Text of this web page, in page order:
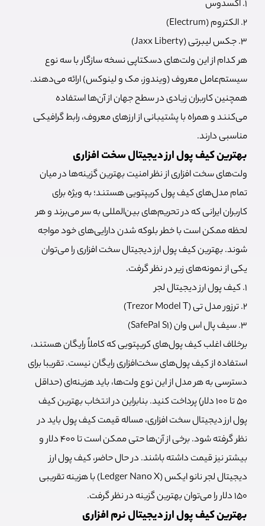
۱. اکسدوس
۲. الکتروم (Electrum)
۳. جکس لیبرتی (Jaxx Liberty)
هر کدام از این ولت‌های دسکتاپی نسخه سازگار با سه نوع
سیستم‌عامل معروف (ویندوز، مک و لینوکس) ارائه می‌دهند.
همچنین کاربران زیادی در سطح جهان از آن‌ها استفاده
می‌کنند و همراه با پشتیبانی از ارزهای معروف، رابط گرافیکی
مناسبی دارند.
بهترین کیف پول ارز دیجیتال سخت افزاری
ولت‌های سخت افزاری از نظر امنیت بهترین گزینه‌ها در میان
تمام مدل‌های کیف پول کریپتویی هستند؛ به ویژه برای
کاربران ایرانی که در تحریم‌های بین‌المللی به سر می‌برند و هر
لحظه ممکن است با خطر بلوکه شدن دارایی‌های خود مواجه
شوند. بهترین کیف پول ارز دیجیتال سخت افزاری را می‌توان
یکی از نمونه‌های زیر در نظر گرفت.
۱. کیف پول ارز دیجیتال لجر
۲. ترزور مدل تی (Trezor Model T)
۳. سیف پال اس وان (SafePal S1)
برخلاف اغلب کیف پول‌های کریپتویی که کاملاً رایگان هستند،
استفاده از کیف پول‌های سخت‌افزاری رایگان نیست. تقریبا برای
دسترسی به هر مدل از این نوع ولت‌ها، باید هزینه‌ای (حداقل
50 تا 100 دلار) پرداخت کنید. بنابراین در انتخاب بهترین کیف
پول ارز دیجیتال سخت افزاری، مساله قیمت کیف پول باید در
نظر گرفته شود. برخی از آن‌ها حتی ممکن است تا 400 دلار و
بیشتر نیز قیمت داشته باشند. در حال حاضر، کیف پول ارز
دیجیتال لجر نانو ایکس (Ledger Nano X) با هزینه تقریبی
150 دلار را می‌توان بهترین گزینه در نظر گرفت.
بهترین کیف پول ارز دیجیتال نرم افزاری